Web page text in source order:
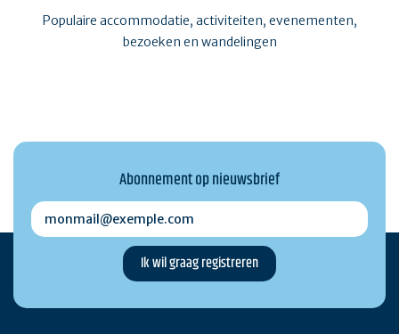
Populaire accommodatie, activiteiten, evenementen,
bezoeken en wandelingen
Abonnement op nieuwsbrief
monmail@exemple.com